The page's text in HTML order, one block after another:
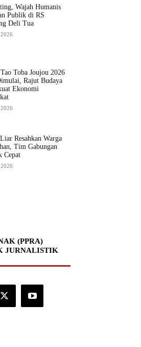
Wajah Humanis
Publik di RS
Deli Tua
Toba Joujou 2026
Rajut Budaya
Ekonomi
Resahkan Warga
Tim Gabungan
Cepat
(PPRA)
JURNALISTIK